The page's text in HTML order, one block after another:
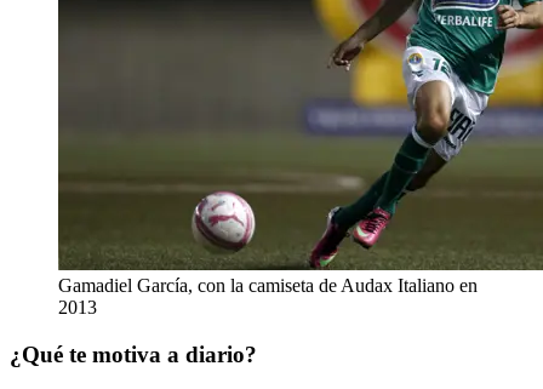
Gamadiel García, con la camiseta de Audax Italiano en
2013
¿Qué te motiva a diario?